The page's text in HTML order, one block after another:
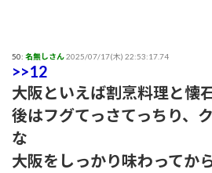
50: 名無しさん2025/07/17(木) 22:53:17.74
>>12
大阪といえば割烹料理と懐
後はフグてっさてっちり、
な
大阪をしっかり味わってか